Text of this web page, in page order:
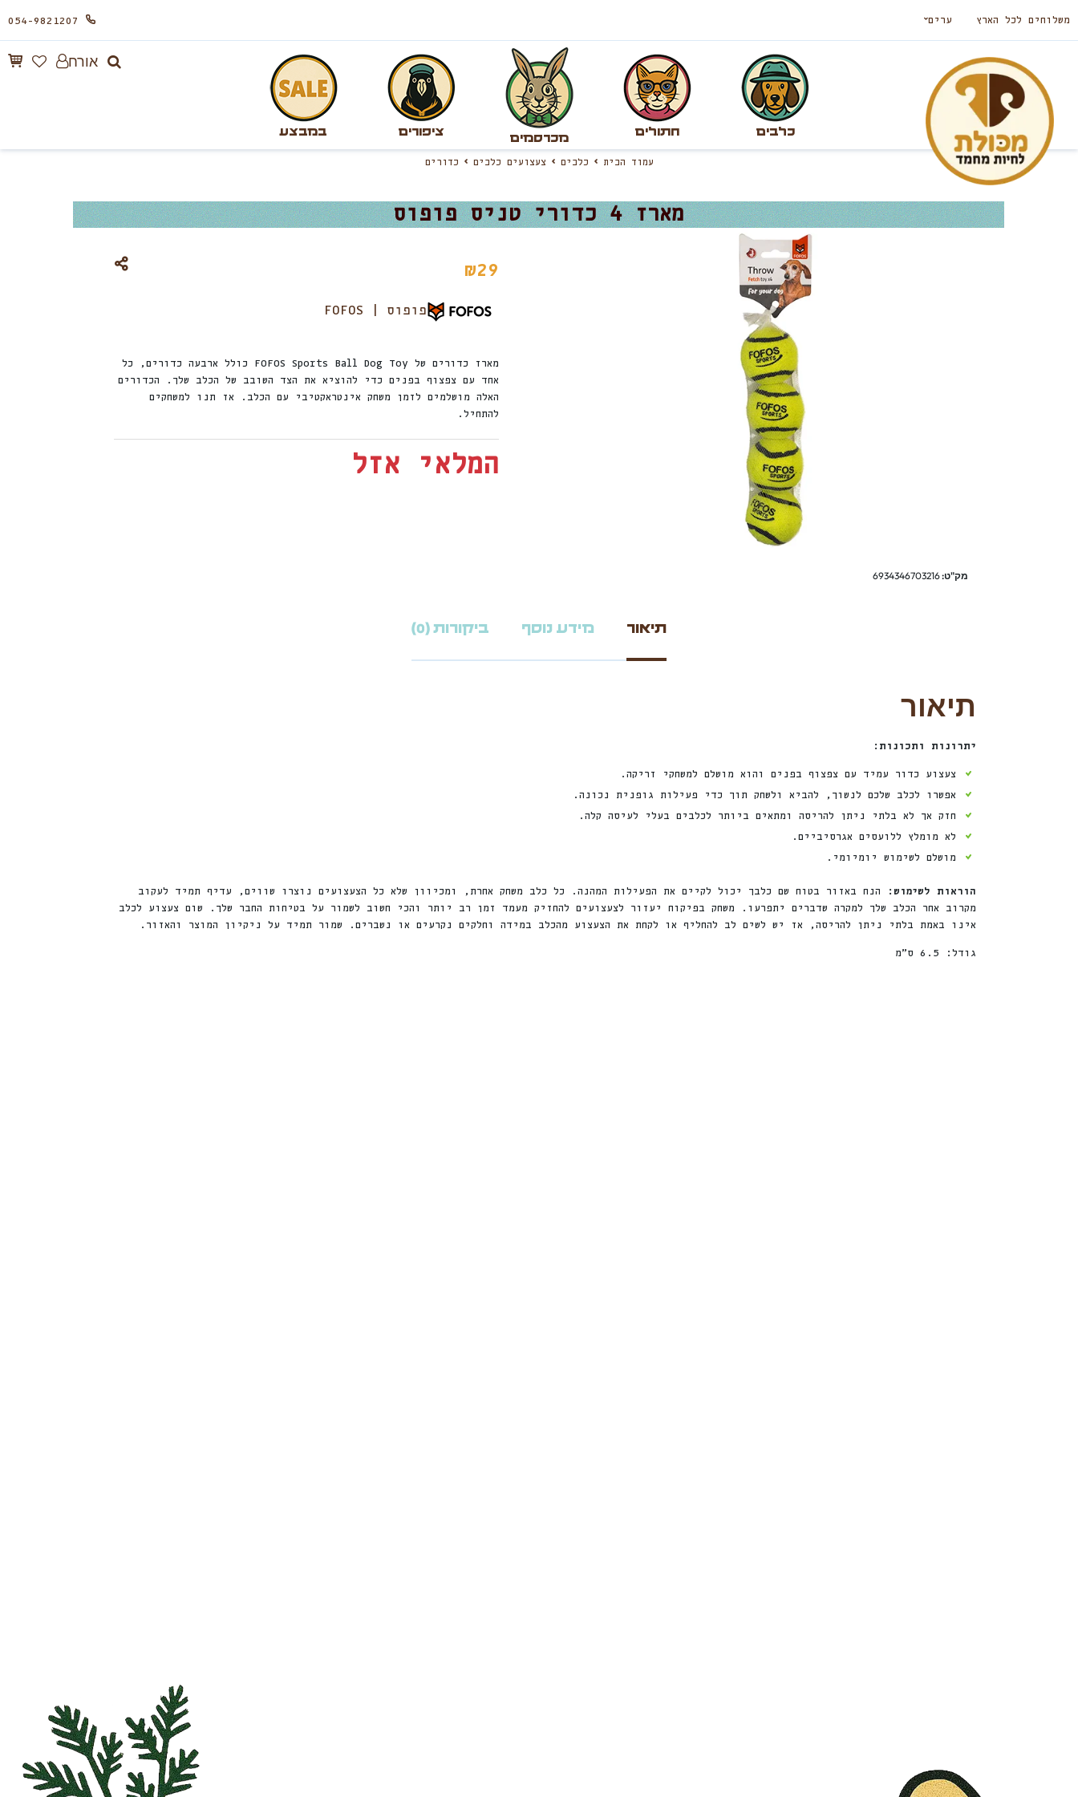
משלוחים לכל הארץ ערים 054-9821207
כלבים חתולים
מכרסמים
ציפורים במבצע
אורח
עמוד הבית כלבים צעצועים כלבים כדורים
מארז 4 כדורי טניס פופוס
מק"ט:6934346703216
₪29
פופוס | FOFOS
מארז כדורים של FOFOS Sports Ball Dog Toy כולל ארבעה כדורים, כל
אחד עם צפצוף בפנים כדי להוציא את הצד השובב של הכלב שלך. הכדורים
האלה מושלמים לזמן משחק אינטראקטיבי עם הכלב. אז תנו למשחקים
להתחיל.
המלאי אזל
תיאור מידע נוסף ביקורות (0)
תיאור
יתרונות ותכונות:
צעצוע כדור עמיד עם צפצוף בפנים והוא מושלם למשחקי זריקה.
אפשרו לכלב שלכם לנשוך, להביא ולשחק תוך כדי פעילות גופנית נכונה.
חזק אך לא בלתי ניתן להריסה ומתאים ביותר לכלבים בעלי לעיסה קלה.
לא מומלץ ללועסים אגרסיביים.
מושלם לשימוש יומיומי.
הוראות לשימוש:
הנח באזור בטוח שם כלבך יכול לקיים את הפעילות המהנה. כל כלב משחק אחרת, ומכיוון שלא כל הצעצועים נוצרו שווים, עדיף תמיד לעקוב
מקרוב אחר הכלב שלך למקרה שדברים יתפרעו. משחק בפיקוח יעזור לצעצועים להחזיק מעמד זמן רב יותר והכי חשוב לשמור על בטיחות החבר שלך. שום צעצוע לכלב
אינו באמת בלתי ניתן להריסה, אז יש לשים לב להחליף או לקחת את הצעצוע מהכלב במידה וחלקים נקרעים או נשברים. שמור תמיד על ניקיון המוצר והאזור.
גודל: 6.5 ס”מ